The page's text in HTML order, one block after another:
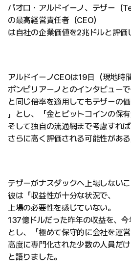
パオロ・アルドイーノ、テザー（
の最高経営責任者（CEO）
は自社の企業価値を2兆ドルと評価
アルドイーノCEOは19日（現地時
ポンピリアーノとのインタビュー
と同じ倍率を適用してもテザーの
」とし、「金とビットコインの保有
そして独自の流通網まで考慮すれば
さらに高く評価される可能性がある
テザーがナスダックへ上場しない
彼は「収益性が十分な状況で、
上場の必要性を感じていない。
137億ドルだった昨年の収益を、今
とし、「極めて保守的に会社を運営
高度に専門化された少数の人員だけ
と語りました。